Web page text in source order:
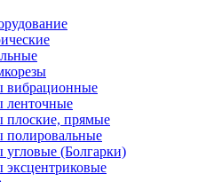
прямые
(Болгарки)